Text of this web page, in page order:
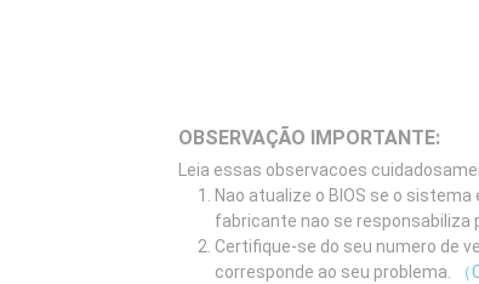
OBSERVAÇÃO IMPORTANTE:
Leia essas observacoes
Nao atualize o BIOS se o
fabricante nao se responsabiliza
Certifique-se do seu numero de
corresponde ao seu problema.